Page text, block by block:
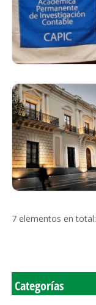
7 elementos en total:
Categorías